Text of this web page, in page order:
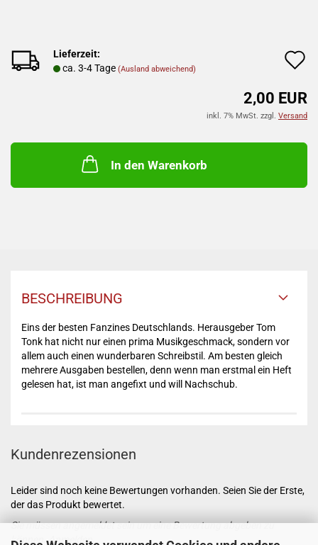
Lieferzeit:
ca. 3-4 Tage (Ausland abweichend)
2,00 EUR
inkl. 7% MwSt. zzgl. Versand
In den Warenkorb
BESCHREIBUNG
Eins der besten Fanzines Deutschlands. Herausgeber Tom
Tonk hat nicht nur einen prima Musikgeschmack, sondern vor
allem auch einen wunderbaren Schreibstil. Am besten gleich
mehrere Ausgaben bestellen, denn wenn man erstmal ein Heft
gelesen hat, ist man angefixt und will Nachschub.
Kundenrezensionen
Leider sind noch keine Bewertungen vorhanden. Seien Sie der Erste,
der das Produkt bewertet.
Sie müssen angemeldet sein um eine Bewertung abgeben zu
können.Anmelden